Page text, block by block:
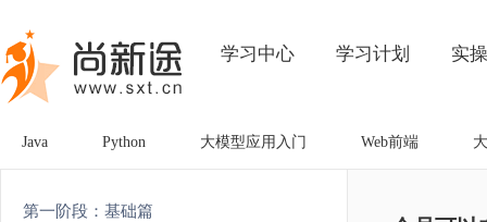
学习中心 学习计划 实操
Java Python 大模型应用入门 Web前端
第一阶段：基础篇